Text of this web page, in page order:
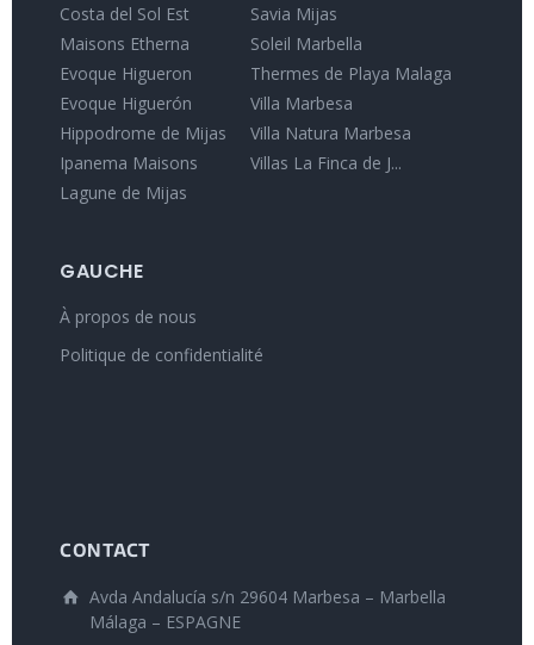
Costa del Sol Est
Maisons Etherna
Evoque Higueron
Evoque Higuerón
Hippodrome de Mijas
Ipanema Maisons
Lagune de Mijas
Savia Mijas
Soleil Marbella
Thermes de Playa Malaga
Villa Marbesa
Villa Natura Marbesa
Villas La Finca de J...
GAUCHE
À propos de nous
Politique de confidentialité
CONTACT
Avda Andalucía s/n 29604 Marbesa – Marbella
Málaga – ESPAGNE